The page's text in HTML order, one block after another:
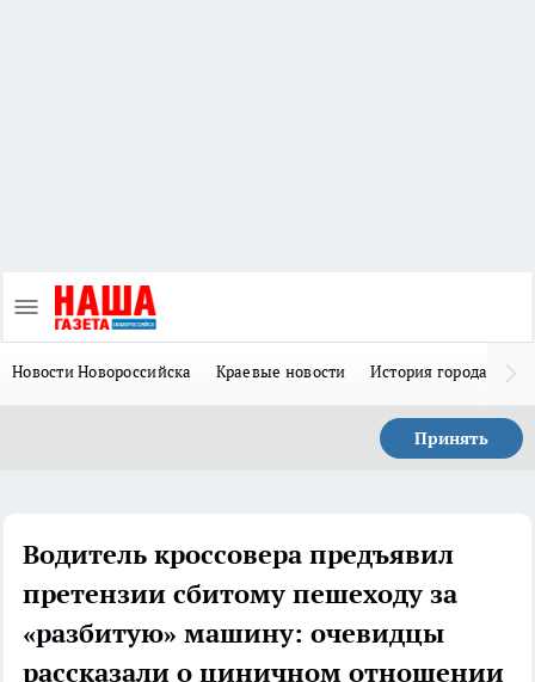
Новости Новороссийска Краевые новости История города Н
Принять
Водитель кроссовера предъявил
претензии сбитому пешеходу за
«разбитую» машину: очевидцы
рассказали о циничном отношении